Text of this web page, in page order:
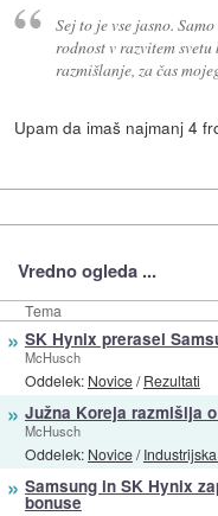
Sej to je vse jasno.
rodnost v razvitem
razmišlanje, za čas
Upam da imaš najmanj 4
Vredno ogleda ...
Tema
» SK Hynix prerasel
McHusch
Oddelek: Novice/Rezultati
» Južna Koreja razmišlja
McHusch
Oddelek: Novice/
» Samsung in SK Hynix
bonuse